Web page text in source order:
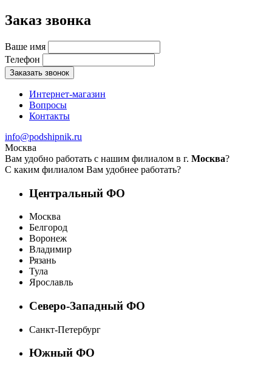
Заказ звонка
Ваше имя
Телефон
Заказать звонок
Интернет-магазин
Вопросы
Контакты
info@podshipnik.ru
Москва
Вам удобно работать с нашим филиалом в г. Москва?
С каким филиалом Вам удобнее работать?
Центральный ФО
Москва
Белгород
Воронеж
Владимир
Рязань
Тула
Ярославль
Северо-Западный ФО
Санкт-Петербург
Южный ФО